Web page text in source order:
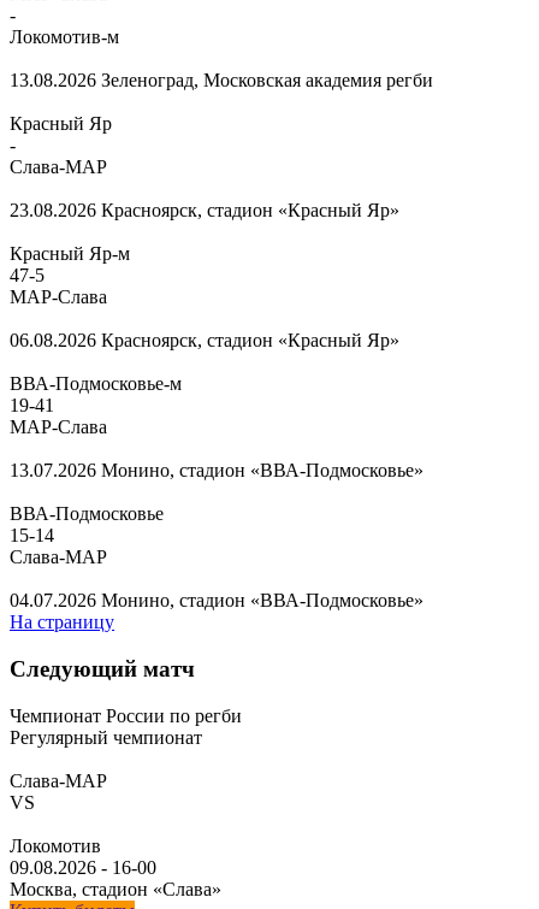
-
Локомотив-м
13.08.2026 Зеленоград, Московская академия регби
Красный Яр
-
Слава-МАР
23.08.2026 Красноярск, стадион «Красный Яр»
Красный Яр-м
47-5
МАР-Слава
06.08.2026 Красноярск, стадион «Красный Яр»
ВВА-Подмосковье-м
19-41
МАР-Слава
13.07.2026 Монино, стадион «ВВА-Подмосковье»
ВВА-Подмосковье
15-14
Слава-МАР
04.07.2026 Монино, стадион «ВВА-Подмосковье»
На страницу
Следующий матч
Чемпионат России по регби
Регулярный чемпионат
Слава-МАР
VS
Локомотив
09.08.2026 - 16-00
Москва, стадион «Слава»